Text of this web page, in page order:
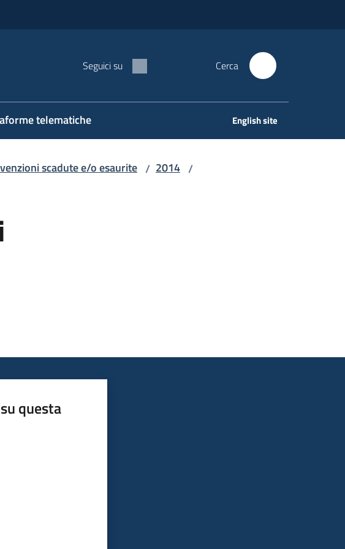
Seguici su Cerca
telematiche English site
scadute e/o esaurite / 2014 /
questa